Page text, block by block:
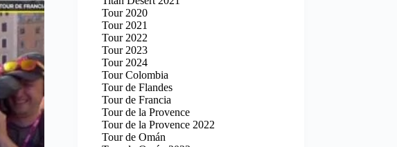
Tour 2020
Tour 2021
Tour 2022
Tour 2023
Tour 2024
Tour Colombia
Tour de Flandes
Tour de Francia
Tour de la Provence
Tour de la Provence 2022
Tour de Omán